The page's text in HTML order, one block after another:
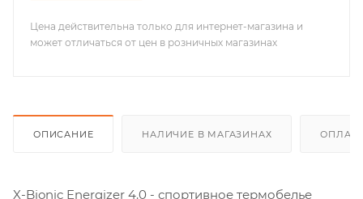
Цена действительна только для интернет-магазина и
может отличаться от цен в розничных магазинах
ОПИСАНИЕ НАЛИЧИЕ В МАГАЗИНАХ
X-Bionic Energizer 4.0 - спортивное термобелье